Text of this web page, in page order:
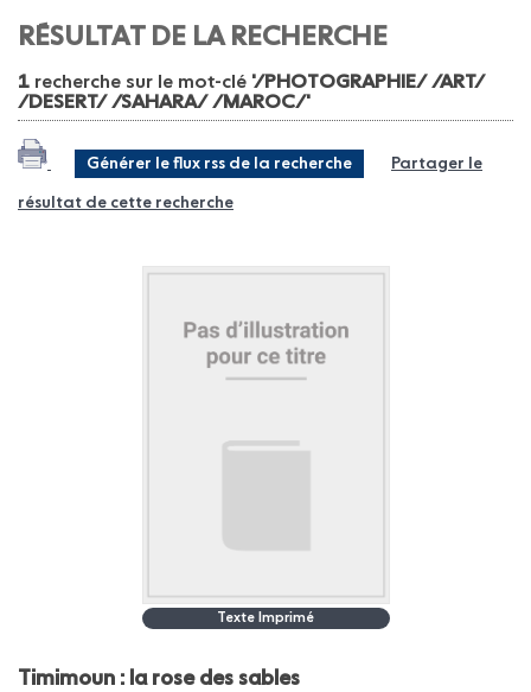
RÉSULTAT DE LA RECHERCHE
1 recherche sur le mot-clé '/PHOTOGRAPHIE/ /ART/
/DESERT/ /SAHARA/ /MAROC/'
Générer le flux rss de la recherche Partager le
résultat de cette recherche
Texte Imprimé
Timimoun : la rose des sables